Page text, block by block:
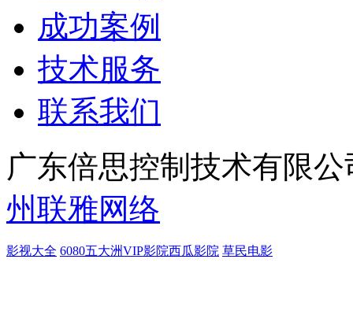
成功案例
技术服务
联系我们
广东倍思控制技术有限
州联雅网络
影视大全 6080五大洲VIP影院西瓜影院 草民电影